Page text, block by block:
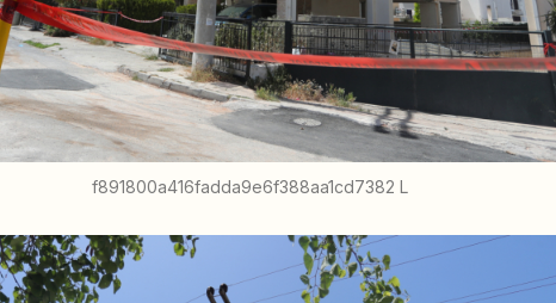
f891800a416fadda9e6f388aa1cd7382 L